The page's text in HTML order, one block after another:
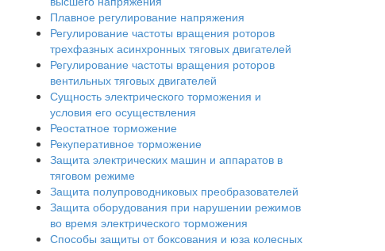
Плавное регулирование напряжения
Регулирование частоты вращения роторов
трехфазных асинхронных тяговых двигателей
Регулирование частоты вращения роторов
вентильных тяговых двигателей
Сущность электрического торможения и
условия его осуществления
Реостатное торможение
Рекуперативное торможение
Защита электрических машин и аппаратов в
тяговом режиме
Защита полупроводниковых преобразователей
Защита оборудования при нарушении режимов
во время электрического торможения
Способы защиты от боксования и юза колесных